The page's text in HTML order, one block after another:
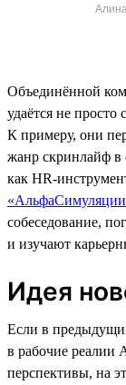
Объединённой
удаётся не просто
К примеру, они
жанр скринлайф в
как HR-
собеседование,
и изучают
Идея
Если в
в рабочие реалии
перспективы, на